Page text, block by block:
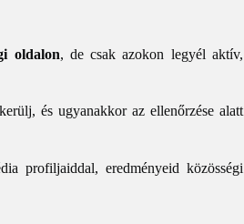
oldalon, de csak azokon legyél aktív,
és ugyanakkor az ellenőrzése alatt
profiljaiddal, eredményeid közösségi